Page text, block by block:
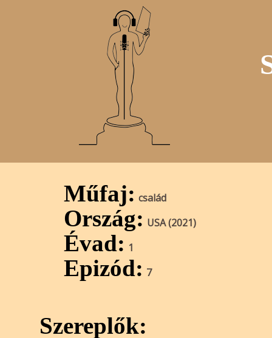
Műfaj: család
Ország: USA (2021)
Évad: 1
Epizód: 7
Szereplők: